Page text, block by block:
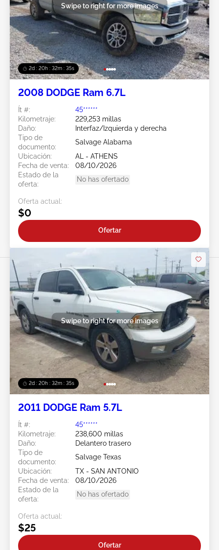
2d : 20h : 32m : 32s
Swipe to right for more images
2008 DODGE Ram 6.7L
Ít #:
45******
Kilometraje:
229,253 millas
Daño:
Interfaz/Izquierda y derecha
Tipo de
documento:
Salvage Alabama
Ubicación:
AL - ATHENS
Fecha de venta:
08/10/2026
Estado de la
oferta:
No has ofertado
Oferta actual:
$0
Ofertar
2d : 20h : 32m : 32s
Swipe to right for more images
2011 DODGE Ram 5.7L
Ít #:
45******
Kilometraje:
238,600 millas
Daño:
Delantero trasero
Tipo de
documento:
Salvage Texas
Ubicación:
TX - SAN ANTONIO
Fecha de venta:
08/10/2026
Estado de la
oferta:
No has ofertado
Oferta actual:
$25
Ofertar